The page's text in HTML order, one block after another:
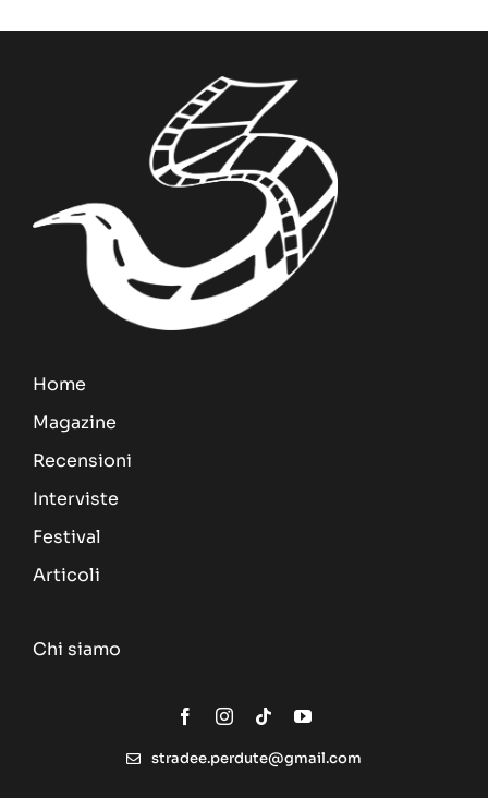
Home
Magazine
Recensioni
Interviste
Festival
Articoli
Chi siamo
stradee.perdute@gmail.com